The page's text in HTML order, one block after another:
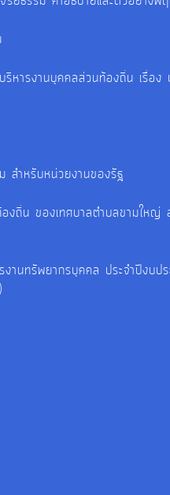
ริหารงานบุคคลส่วนท้องถิ่น เรื่อ
สำหรับหน่วยงานของรัฐ
งถิ่น ของเทศบาลตำบลขามใหญ่
รงานทรัพยากรบุคคล ประจำปี